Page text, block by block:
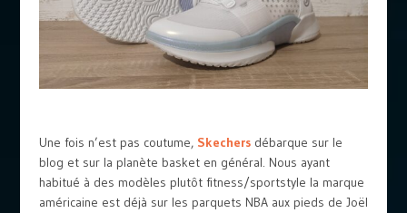
Une fois n’est pas coutume, Skechersdébarque sur le
blog et sur la planète basket en général. Nous ayant
habitué à des modèles plutôt fitness/sportstyle la marque
américaine est déjà sur les parquets NBA aux pieds de Joël